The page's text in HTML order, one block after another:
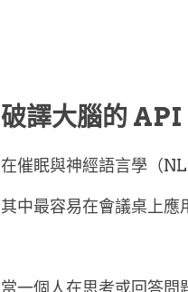
破譯大腦的 API
在催眠與神經語言學（
其中最容易在會議桌上應
當一個人在思考或回答問